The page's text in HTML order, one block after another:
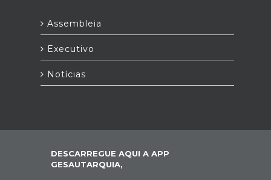
Assembleia
Executivo
Notícias
DESCARREGUE AQUI A APP
GESAUTARQUIA,